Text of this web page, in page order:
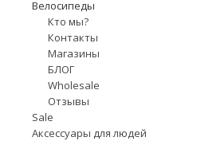
Велосипеды
Кто мы?
Контакты
Магазины
БЛОГ
Wholesale
Отзывы
Sale
Аксессуары для людей